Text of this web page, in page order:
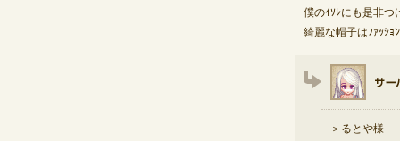
僕のｲｿﾚにも是非つ
綺麗な帽子はﾌｧｯｼ
＞るとや様